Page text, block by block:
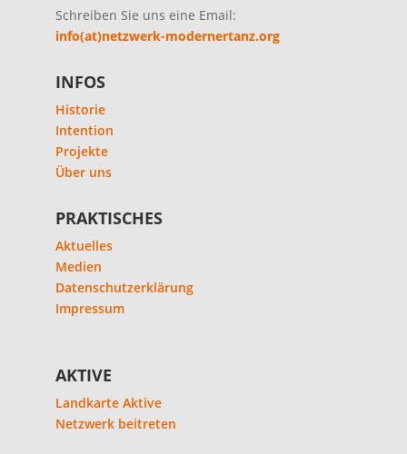
Schreiben Sie uns eine Email:
info(at)netzwerk-modernertanz.org
INFOS
Historie
Intention
Projekte
Über uns
PRAKTISCHES
Aktuelles
Medien
Datenschutzerklärung
Impressum
AKTIVE
Landkarte Aktive
Netzwerk beitreten